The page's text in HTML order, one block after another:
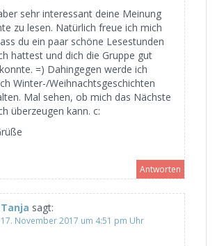
sehr interessant deine Meinung
zu lesen. Natürlich freue ich mich
du ein paar schöne Lesestunden
hattest und dich die Gruppe gut
=) Dahingegen werde ich
Winter-/Weihnachtsgeschichten
Mal sehen, ob mich das Nächste
überzeugen kann. c:
Antworten
Tanja sagt:
17. November 2017 um 4:51 pm Uhr